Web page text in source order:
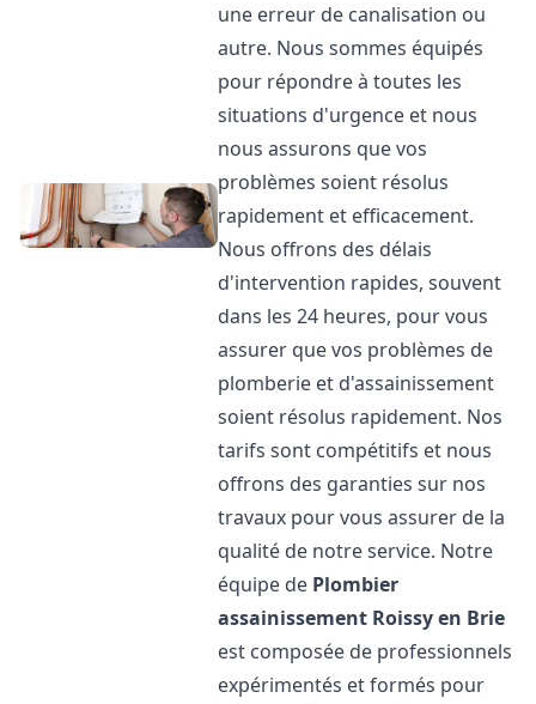
une erreur de canalisation ou
autre. Nous sommes équipés
pour répondre à toutes les
situations d'urgence et nous
nous assurons que vos
problèmes soient résolus
rapidement et efficacement.
Nous offrons des délais
d'intervention rapides, souvent
dans les 24 heures, pour vous
assurer que vos problèmes de
plomberie et d'assainissement
soient résolus rapidement. Nos
tarifs sont compétitifs et nous
offrons des garanties sur nos
travaux pour vous assurer de la
qualité de notre service. Notre
équipe de Plombier
assainissement Roissy en Brie
est composée de professionnels
expérimentés et formés pour